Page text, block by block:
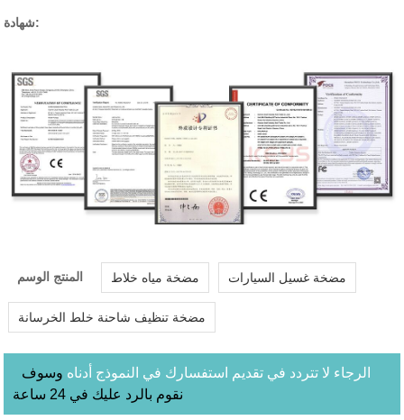
شهادة:
المنتج الوسم مضخة مياه خلاط مضخة غسيل السيارات
مضخة تنظيف شاحنة خلط الخرسانة
الرجاء لا تتردد في تقديم استفسارك في النموذج أدناه وسوف
نقوم بالرد عليك في 24 ساعة